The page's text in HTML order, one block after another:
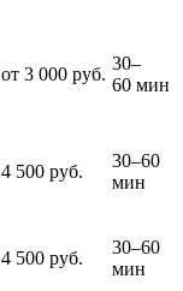
от 3 000 руб.
30–
60 мин
4 500 руб.
30–60
мин
4 500 руб.
30–60
мин